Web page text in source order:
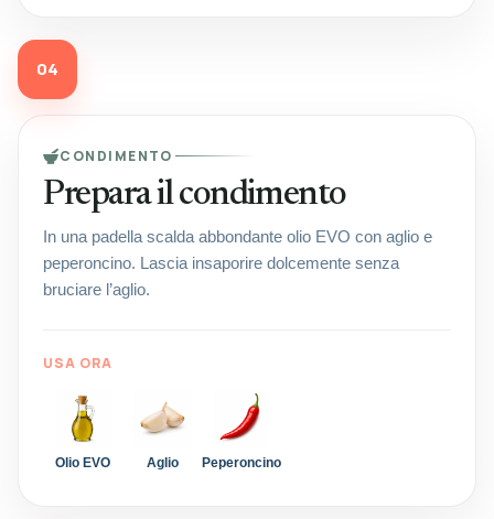
04
CONDIMENTO
Prepara il condimento
In una padella scalda abbondante olio EVO con aglio e
peperoncino. Lascia insaporire dolcemente senza
bruciare l’aglio.
USA ORA
Olio EVO Aglio Peperoncino